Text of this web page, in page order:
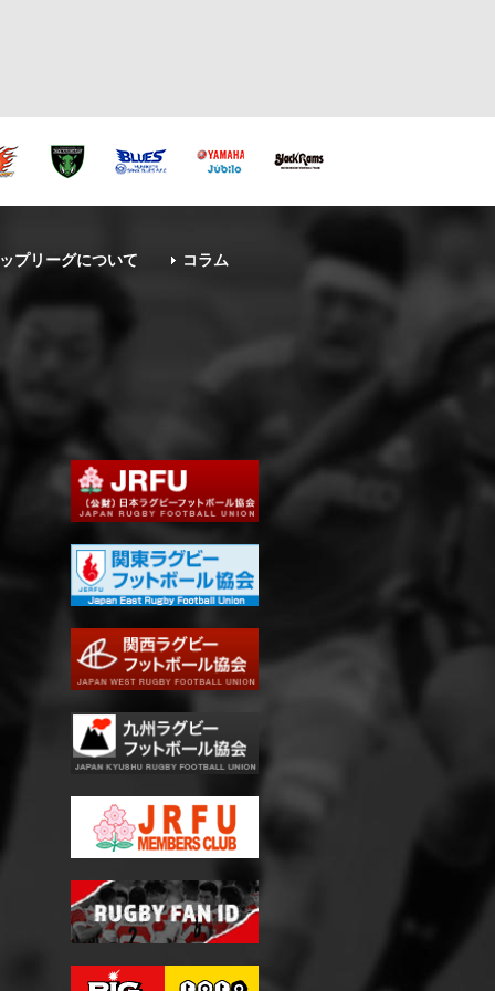
プリーグについて コラム